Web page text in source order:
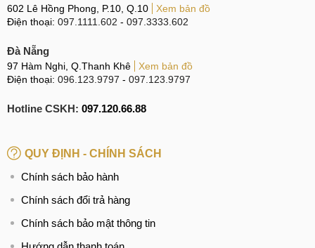
602 Lê Hồng Phong, P.10, Q.10
Xem bản đồ
Điện thoại: 097.1111.602 - 097.3333.602
Đà Nẵng
97 Hàm Nghi, Q.Thanh Khê
Xem bản đồ
Điện thoại: 096.123.9797 - 097.123.9797
Hotline CSKH: 097.120.66.88
QUY ĐỊNH - CHÍNH SÁCH
Chính sách bảo hành
Chính sách đổi trả hàng
Chính sách bảo mật thông tin